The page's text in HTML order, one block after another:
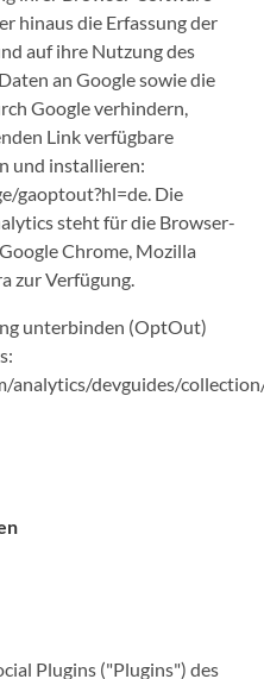
hinaus die Erfassung der
auf ihre Nutzung des
an Google sowie die
Google verhindern,
Link verfügbare
und installieren:
gaoptout?hl=de. Die
steht für die Browser-
Chrome, Mozilla
zur Verfügung.
unterbinden (OptOut)
analytics/devguides/
Plugins ("Plugins") des